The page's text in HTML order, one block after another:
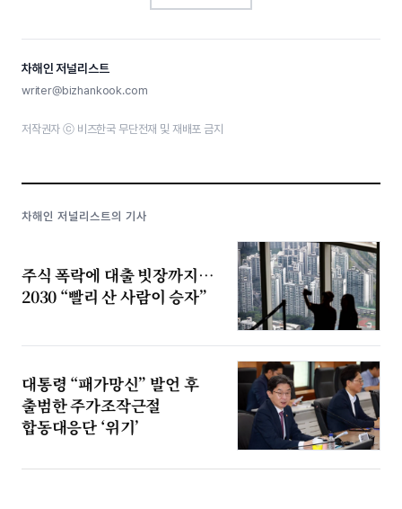
차해인 저널리스트
writer@bizhankook.com
저작권자 ⓒ 비즈한국 무단전재 및 재배포 금지
차해인 저널리스트의 기사
주식 폭락에 대출 빗장까지…
2030 “빨리 산 사람이 승자”
대통령 “패가망신” 발언 후
출범한 주가조작근절
합동대응단 ‘위기’